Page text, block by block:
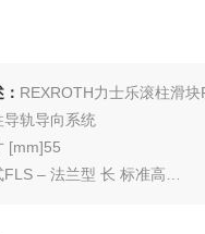
REXROTH力士乐滚柱滑
导轨导向系统
[mm]55
FLS – 法兰型 长 标准高